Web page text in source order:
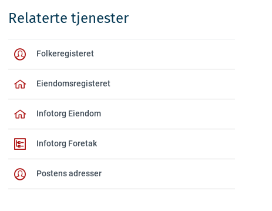
Relaterte tjenester
Folkeregisteret
Eiendomsregisteret
Infotorg Eiendom
Infotorg Foretak
Postens adresser